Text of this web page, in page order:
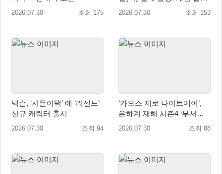
2026.07.30 조회 175
에 앞서 주제가 음원 선공개
2026.07.30 조회 153
넥슨, ‘서든어택’ 에 ‘리센느’
신규 캐릭터 출시
2026.07.30 조회 94
‘카오스 제로 나이트메어’,
은하계 재해 시즌4 ‘부서진
빛과 발톱’ 업데이트
2026.07.30 조회 88